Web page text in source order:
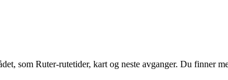
som Ruter-rutetider, kart og neste avganger. Du finner